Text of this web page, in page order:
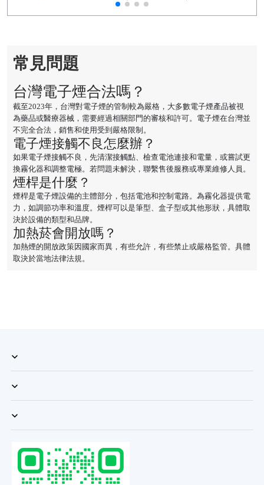
支持Relx 4/5代煙彈通用 (下訂秒發貨)
常見問題
台灣電子煙合法嗎？
截至2023年，台灣對電子煙的管制較為嚴格，大多數電子煙產品被視
為藥品或醫療器械，需要經過相關部門的審核和許可。電子煙在台灣並
不完全合法，銷售和使用受到嚴格限制。
電子煙接觸不良怎麼辦？
如果電子煙接觸不良，先清潔接觸點、檢查電池連接和電量，或嘗試更
換霧化器和調整電極。若問題未解決，聯繫售後服務或專業維修人員。
煙桿是什麼？
煙桿是電子煙設備的主體部分，包括電池和控制電路。為霧化器提供電
力，如調節功率和溫度。煙桿可以是筆型、盒子型或其他形狀，具體取
決於設備的類型和品牌。
加熱菸會開放嗎？
加熱煙的開放政策因國家而異，有些允許，有些禁止或嚴格監管。具體
取決於當地法律法規。